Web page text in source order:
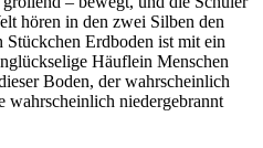
hören in den zwei Silben den
Erdboden ist mit ein
Häuflein Menschen
Boden, der wahrscheinlich
wahrscheinlich niedergebrannt